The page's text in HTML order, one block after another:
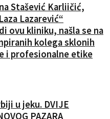
Stašević Karliičić,
Lazarević“
ovu kliniku, našla se na
kolega sklonih
i profesionalne etike
u jeku. DVIJE
PAZARA